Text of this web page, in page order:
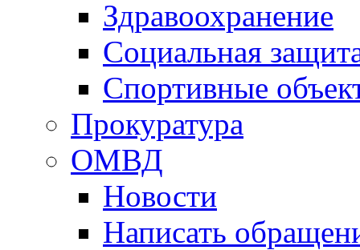
Здравоохранение
Социальная
Спортивные
Прокуратура
ОМВД
Новости
Написать